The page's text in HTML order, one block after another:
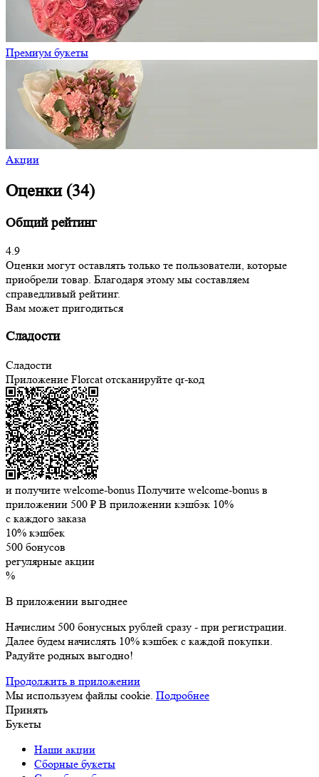
Премиум букеты
Акции
Оценки (34)
Общий рейтинг
4.9
Оценки могут оставлять только те пользователи, которые
приобрели товар. Благодаря этому мы составляем
справедливый рейтинг.
Вам может пригодиться
Сладости
Сладости
Приложение Florcat отсканируйте qr-код
и получите welcome-bonus Получите welcome-bonus в
приложении 500 ₽ В приложении кэшбэк 10%
с каждого заказа
10% кэшбек
500 бонусов
регулярные акции
%
В приложении выгоднее
Начислим 500 бонусных рублей сразу - при регистрации.
Далее будем начислять 10% кэшбек с каждой покупки.
Радуйте родных выгодно!
Продолжить в приложении
Мы используем файлы cookie. Подробнее
Принять
Букеты
Наши акции
Сборные букеты